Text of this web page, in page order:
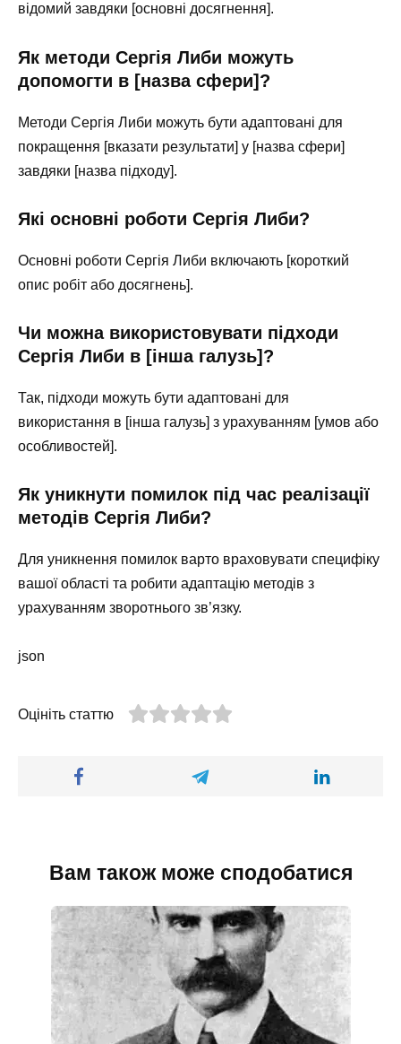
відомий завдяки [основні досягнення].
Як методи Сергія Либи можуть
допомогти в [назва сфери]?
Методи Сергія Либи можуть бути адаптовані для
покращення [вказати результати] у [назва сфери]
завдяки [назва підходу].
Які основні роботи Сергія Либи?
Основні роботи Сергія Либи включають [короткий
опис робіт або досягнень].
Чи можна використовувати підходи
Сергія Либи в [інша галузь]?
Так, підходи можуть бути адаптовані для
використання в [інша галузь] з урахуванням [умов або
особливостей].
Як уникнути помилок під час реалізації
методів Сергія Либи?
Для уникнення помилок варто враховувати специфіку
вашої області та робити адаптацію методів з
урахуванням зворотнього зв’язку.
json
Оцініть статтю
Вам також може сподобатися